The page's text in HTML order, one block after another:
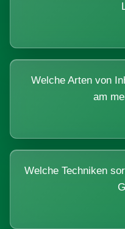
Welche Arten von
am
Welche Techniken